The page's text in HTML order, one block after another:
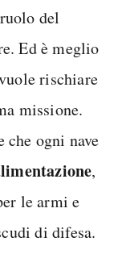
del
Ed è meglio
rischiare
missione.
che ogni nave
,
le armi e
di difesa.